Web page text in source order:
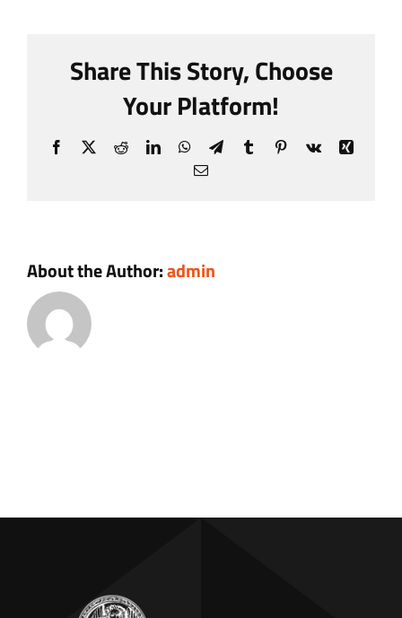
Amministrazione Trasparente
Share This Story, Choose
Your Platform!
Facebook
X RedditLinkedInWhatsApp
TelegramTumblrPinterest
Vk
Xing
Email
About the Author:admin